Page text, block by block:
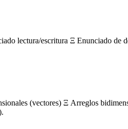
lectura/escritura Ξ Enunciado de
(vectores) Ξ Arreglos